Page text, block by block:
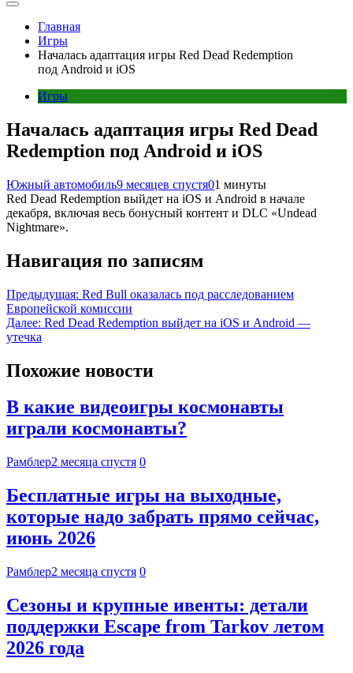
Главная
Игры
Началась адаптация игры Red Dead Redemption
под Android и iOS
Игры
Началась адаптация игры Red Dead
Redemption под Android и iOS
Южный автомобиль9 месяцев спустя01 минуты
Red Dead Redemption выйдет на iOS и Android в начале
декабря, включая весь бонусный контент и DLC «Undead
Nightmare».
Навигация по записям
Предыдущая: Red Bull оказалась под расследованием
Европейской комиссии
Далее: Red Dead Redemption выйдет на iOS и Android —
утечка
Похожие новости
В какие видеоигры космонавты
играли космонавты?
Рамблер2 месяца спустя 0
Бесплатные игры на выходные,
которые надо забрать прямо сейчас,
июнь 2026
Рамблер2 месяца спустя 0
Сезоны и крупные ивенты: детали
поддержки Escape from Tarkov летом
2026 года